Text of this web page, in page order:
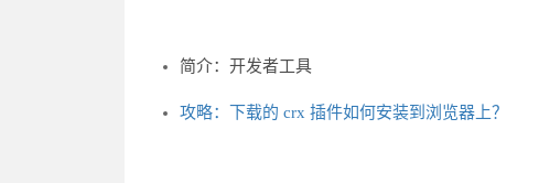
简介：开发者工具
攻略：下载的 crx 插件如何安装到浏览器上？